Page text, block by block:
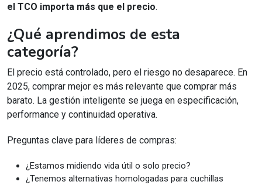
el TCO importa más que el precio.
¿Qué aprendimos de esta
categoría?
El precio está controlado, pero el riesgo no desaparece. En
2025, comprar mejor es más relevante que comprar más
barato. La gestión inteligente se juega en especificación,
performance y continuidad operativa.
Preguntas clave para líderes de compras:
¿Estamos midiendo vida útil o solo precio?
¿Tenemos alternativas homologadas para cuchillas